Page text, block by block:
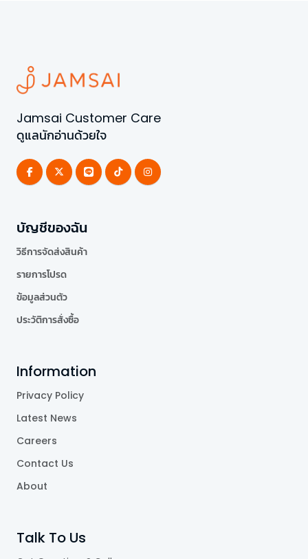
Jamsai Customer Care
ดูแลนักอ่านด้วยใจ
บัญชีของฉัน
วิธีการจัดส่งสินค้า
รายการโปรด
ข้อมูลส่วนตัว
ประวัติการสั่งซื้อ
Information
Privacy Policy
Latest News
Careers
Contact Us
About
Talk To Us